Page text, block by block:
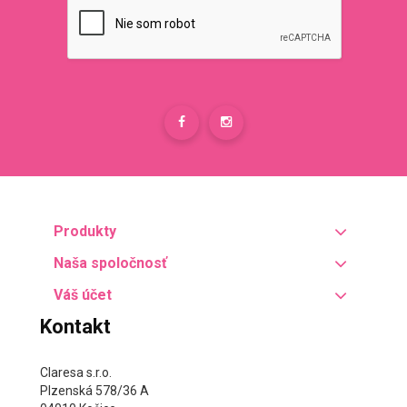
Produkty
Naša spoločnosť
Váš účet
Kontakt
Claresa s.r.o.
Plzenská 578/36 A